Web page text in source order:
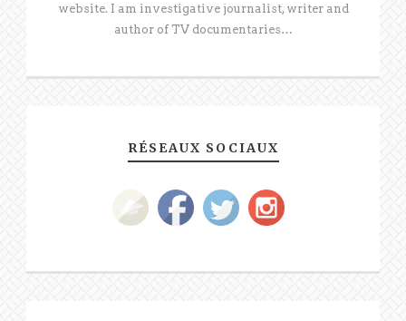
website. I am investigative journalist, writer and
author of TV documentaries…
RÉSEAUX SOCIAUX